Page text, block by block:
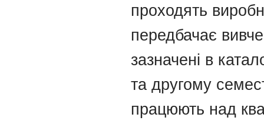
проходять
передбачає
зазначені в
та другому
працюють над